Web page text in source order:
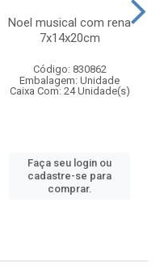
Noel musical com rena
7x14x20cm
Código: 830862
Embalagem: Unidade
Caixa Com: 24 Unidade(s)
Faça seu login ou
cadastre-se para
comprar.